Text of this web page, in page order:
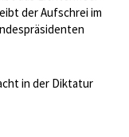
der Aufschrei im
in der Diktatur